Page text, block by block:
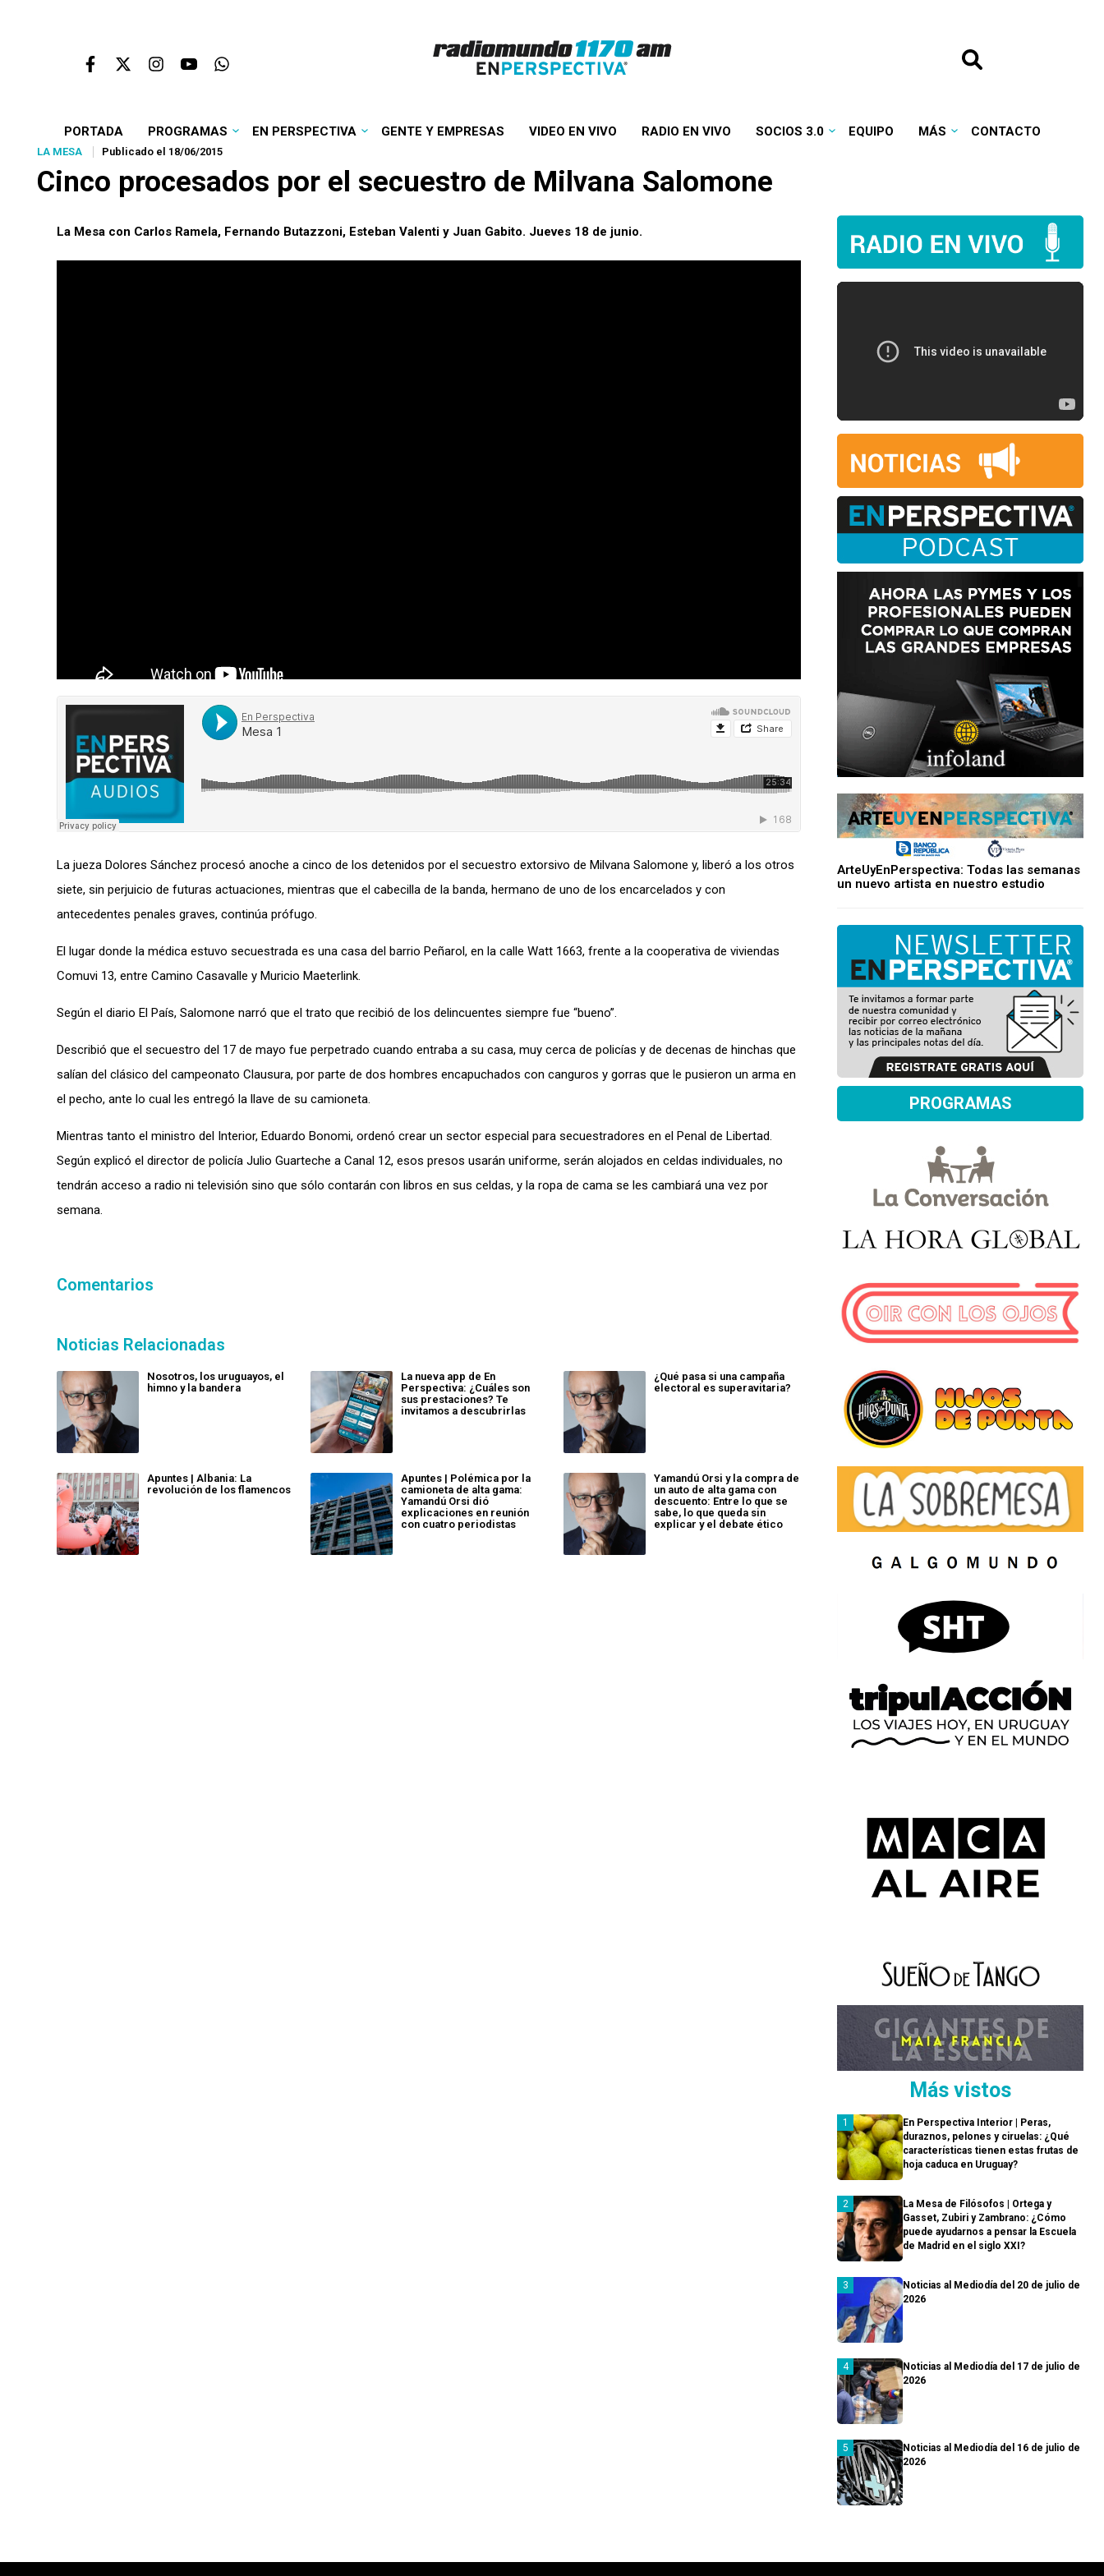
PORTADA PROGRAMAS EN PERSPECTIVA GENTE Y EMPRESAS VIDEO EN VIVO RADIO EN VIVO SOCIOS 3.0 EQUIPO MÁS CONTACTO
LA MESA Publicado el 18/06/2015
Cinco procesados por el secuestro de Milvana Salomone
La Mesa con Carlos Ramela, Fernando Butazzoni, Esteban Valenti y Juan Gabito. Jueves 18 de junio.
La jueza Dolores Sánchez procesó anoche a cinco de los detenidos por el secuestro extorsivo de Milvana Salomone y, liberó a los otros
siete, sin perjuicio de futuras actuaciones, mientras que el cabecilla de la banda, hermano de uno de los encarcelados y con
antecedentes penales graves, continúa prófugo.
El lugar donde la médica estuvo secuestrada es una casa del barrio Peñarol, en la calle Watt 1663, frente a la cooperativa de viviendas
Comuvi 13, entre Camino Casavalle y Muricio Maeterlink.
Según el diario El País, Salomone narró que el trato que recibió de los delincuentes siempre fue “bueno”.
Describió que el secuestro del 17 de mayo fue perpetrado cuando entraba a su casa, muy cerca de policías y de decenas de hinchas que
salían del clásico del campeonato Clausura, por parte de dos hombres encapuchados con canguros y gorras que le pusieron un arma en
el pecho, ante lo cual les entregó la llave de su camioneta.
Mientras tanto el ministro del Interior, Eduardo Bonomi, ordenó crear un sector especial para secuestradores en el Penal de Libertad.
Según explicó el director de policía Julio Guarteche a Canal 12, esos presos usarán uniforme, serán alojados en celdas individuales, no
tendrán acceso a radio ni televisión sino que sólo contarán con libros en sus celdas, y la ropa de cama se les cambiará una vez por
semana.
Comentarios
Noticias Relacionadas
Nosotros, los uruguayos, el
himno y la bandera
La nueva app de En
Perspectiva: ¿Cuáles son
sus prestaciones? Te
invitamos a descubrirlas
¿Qué pasa si una campaña
electoral es superavitaria?
Apuntes | Albania: La
revolución de los flamencos
Apuntes | Polémica por la
camioneta de alta gama:
Yamandú Orsi dió
explicaciones en reunión
con cuatro periodistas
Yamandú Orsi y la compra de
un auto de alta gama con
descuento: Entre lo que se
sabe, lo que queda sin
explicar y el debate ético
ArteUyEnPerspectiva: Todas las semanas
un nuevo artista en nuestro estudio
PROGRAMAS
Más vistos
En Perspectiva Interior | Peras,
duraznos, pelones y ciruelas: ¿Qué
características tienen estas frutas de
hoja caduca en Uruguay?
La Mesa de Filósofos | Ortega y
Gasset, Zubiri y Zambrano: ¿Cómo
puede ayudarnos a pensar la Escuela
de Madrid en el siglo XXI?
Noticias al Mediodía del 20 de julio de
2026
Noticias al Mediodía del 17 de julio de
2026
Noticias al Mediodía del 16 de julio de
2026